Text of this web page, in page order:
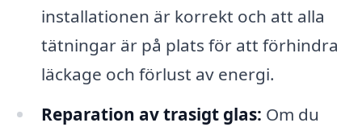
installationen är korrekt och att alla
tätningar är på plats för att förhindra
läckage och förlust av energi.
Reparation av trasigt glas: Om du